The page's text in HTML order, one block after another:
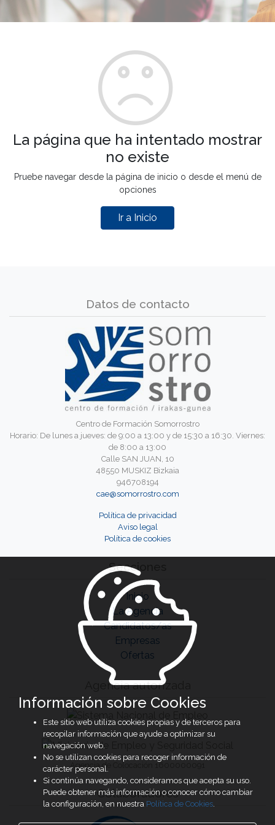
La página que ha intentado mostrar
no existe
Pruebe navegar desde la página de inicio o desde el menú de
opciones
Ir a Inicio
Datos de contacto
Centro de Formación Somorrostro
Horario: De lunes a jueves: de 9:00 a 13:00 y de 15:30 a 16:30. Viernes:
de 8:00 a 13:00
Calle SAN JUAN, 10
48550 MUSKIZ Bizkaia
946708194
cae@somorrostro.com
Política de privacidad
Aviso legal
Política de cookies
Secciones
Inicio
La Agencia
Candidatos/as
Empresas
Ofertas
Agencia autorizada
Agencia de Colocación 1600000091
Colaboradores
Información sobre Cookies
Este sitio web utiliza cookies propias y de terceros para
recopilar información que ayude a optimizar su
navegación web.
No se utilizan cookies para recoger información de
carácter personal.
Si continúa navegando, consideramos que acepta su uso.
Puede obtener más información o conocer cómo cambiar
la configuración, en nuestra Política de Cookies.